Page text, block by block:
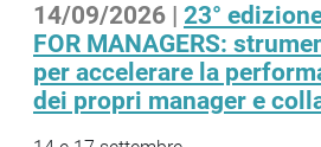
14/09/2026 | 23°
FOR MANAGERS:
per accelerare la
dei propri manager e